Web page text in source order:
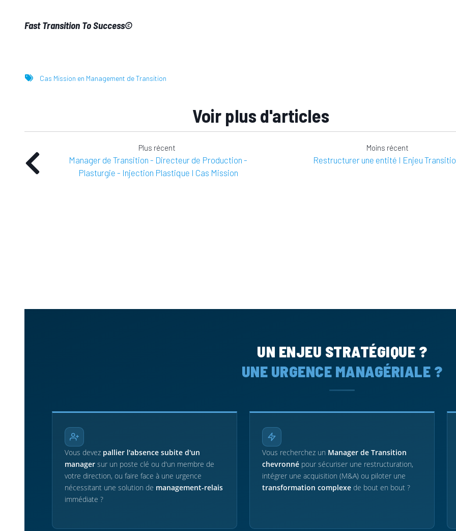
Fast Transition To Success©
Cas Mission en Management de Transition
Voir plus d'articles
Plus récent
Manager de Transition - Directeur de Production -
Plasturgie - Injection Plastique I Cas Mission
Moins récent
Restructurer une entité I Enjeu
UN ENJEU STRATÉGIQUE ?
UNE URGENCE MANAGÉRIALE ?
Vous devez pallier l'absence subite d'un
manager sur un poste clé ou d'un membre de
votre direction, ou faire face à une urgence
nécessitant une solution de management-relais
immédiate ?
Vous recherchez un Manager de Transition
chevronné pour sécuriser une restructuration,
intégrer une acquisition (M&A) ou piloter une
transformation complexe de bout en bout ?